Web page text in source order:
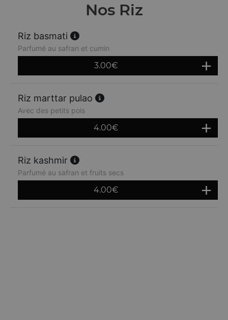
Nos Riz
Riz basmati
Parfumé au safran et cumin
3.00€
Riz marttar pulao
Avec des petits pois
4.00€
Riz kashmir
Parfumé au safran et fruits secs
4.00€